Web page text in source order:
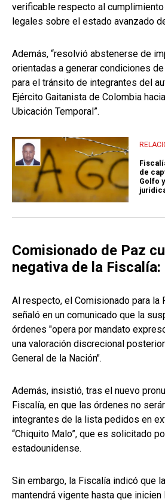
verificable respecto al
legales sobre el estado avanzado
Además, “resolvió abstenerse de
orientadas a generar condiciones
para el tránsito de integrantes del
Ejército Gaitanista de Colombia
Ubicación Temporal”.
de
Golfo
Comisionado de Paz
negativa de la Fiscalía:
Al respecto, el Comisionado para la
señaló en un comunicado que la
órdenes "opera por mandato
una valoración discrecional
General de la Nación".
Además, insistió, tras el nuevo
Fiscalía, en que las órdenes no
integrantes de la lista pedidos en
“Chiquito Malo”, que es solicitado
estadounidense.
Sin embargo, la Fiscalía indicó que
mantendrá vigente hasta que inicien